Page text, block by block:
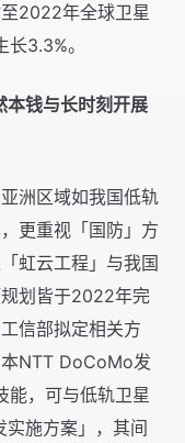
2022年全球卫星
3.3%。
本钱与长时刻开展
洲区域如我国低轨
更重视「国防」方
虹云工程」与我国
划皆于2022年完
信部拟定相关方
NTT DoCoMo发
能，可与低轨卫星
施方案」，其间